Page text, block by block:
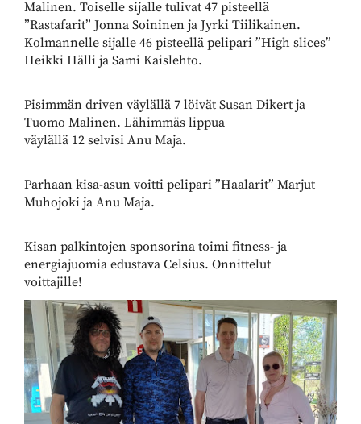
Malinen. Toiselle sijalle tulivat 47 pisteellä
”Rastafarit” Jonna Soininen ja Jyrki Tiilikainen.
Kolmannelle sijalle 46 pisteellä pelipari ”High slices”
Heikki Hälli ja Sami Kaislehto.
Pisimmän driven väylällä 7 löivät Susan Dikert ja
Tuomo Malinen. Lähimmäs lippua
väylällä 12 selvisi Anu Maja.
Parhaan kisa-asun voitti pelipari ”Haalarit” Marjut
Muhojoki ja Anu Maja.
Kisan palkintojen sponsorina toimi fitness- ja
energiajuomia edustava Celsius. Onnittelut
voittajille!